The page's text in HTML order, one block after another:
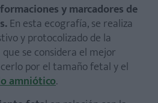
y marcadores de
En esta ecografía, se realiza
y protocolizado de la
se considera el mejor
por el tamaño fetal y el
amniótico.